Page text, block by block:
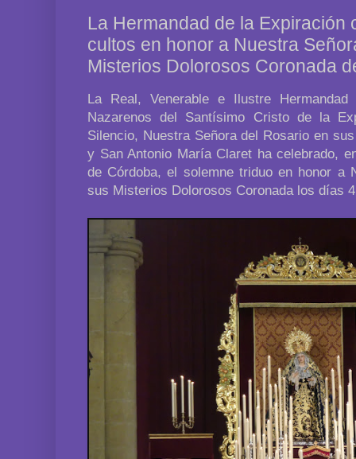
La Hermandad de la Expiración
cultos en honor a Nuestra
Misterios Dolorosos Coronada
La Real, Venerable e Ilustre
Nazarenos del Santísimo Cristo de la
Silencio, Nuestra Señora del Rosario en
y San Antonio María Claret ha celebrado,
de Córdoba, el solemne triduo en honor a
sus Misterios Dolorosos Coronada los días